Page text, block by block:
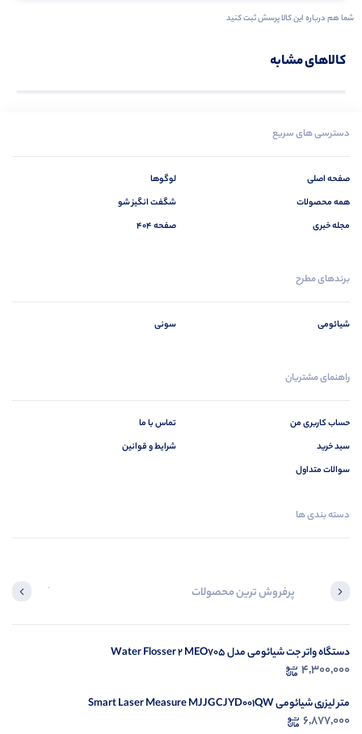
شما هم درباره این کالا پرسش ثبت کنید
کالاهای مشابه
دسترسی های سریع
صفحه اصلی
همه محصولات
مجله خبری
لوگوها
شگفت انگیز شو
صفحه 404
برندهای مطرح
شیائومی سونی
راهنمای مشتریان
حساب کاربری من
سبد خرید
سوالات متداول
تماس با ما
شرایط و قوانین
دسته بندی ها
پرفروش ترین محصولات آخرین
دستگاه واتر جت شیائومی مدل Water Flosser 2 MEO705
4,300,000
متر لیزری شیائومی Smart Laser Measure MJJGCJYD001QW
6,877,000